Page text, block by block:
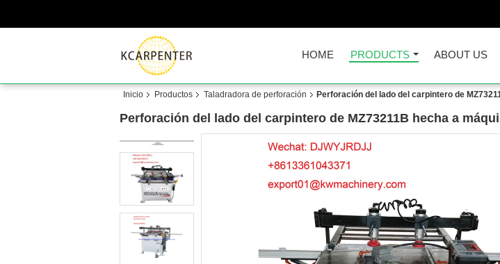
HOME PRODUCTS ABOUT US
Inicio Productos Taladradora de perforación Perforación del lado del carpintero de
Perforación del lado del carpintero de MZ73211B hecha a